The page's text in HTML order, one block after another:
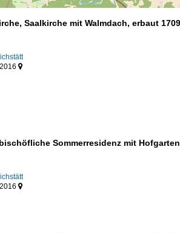
Saalkirche mit Walmdach, erbaut

Sommerresidenz mit
